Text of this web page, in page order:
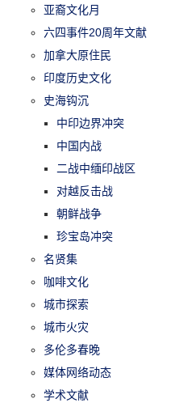
亚裔文化月
六四事件20周年文献
加拿大原住民
印度历史文化
史海钩沉
中印边界冲突
中国内战
二战中缅印战区
对越反击战
朝鲜战争
珍宝岛冲突
名贤集
咖啡文化
城市探索
城市火灾
多伦多春晚
媒体网络动态
学术文献